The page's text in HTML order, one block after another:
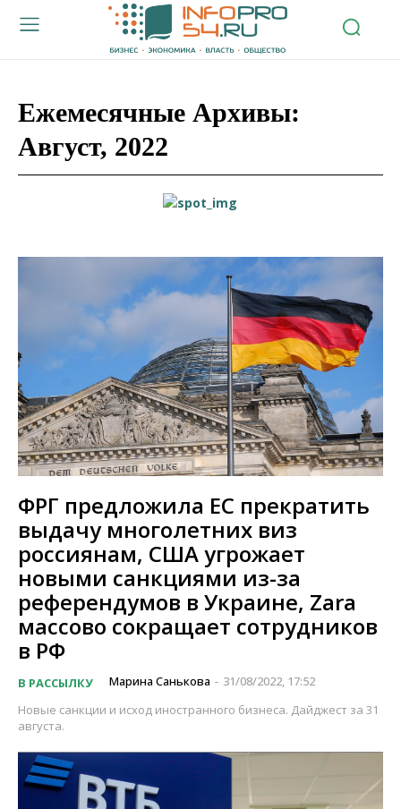
Ежемесячные Архивы:
Август, 2022
ФРГ предложила ЕС прекратить
выдачу многолетних виз
россиянам, США угрожает
новыми санкциями из-за
референдумов в Украине, Zara
массово сокращает сотрудников
в РФ
В РАССЫЛКУ Марина Санькова - 31/08/2022, 17:52
Новые санкции и исход иностранного бизнеса. Дайджест за 31
августа.